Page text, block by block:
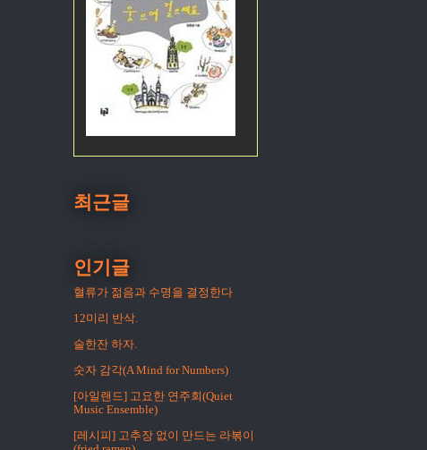
최근글
인기글
혈류가 젊음과 수명을 결정한다
12미리 반삭.
술한잔 하자.
숫자 감각(A Mind for Numbers)
[아일랜드] 고요한 연주회(Quiet
Music Ensemble)
[레시피] 고추장 없이 만드는 라볶이